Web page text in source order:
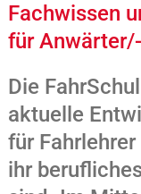
Fachwissen
für
Die
aktuelle
für
ihr